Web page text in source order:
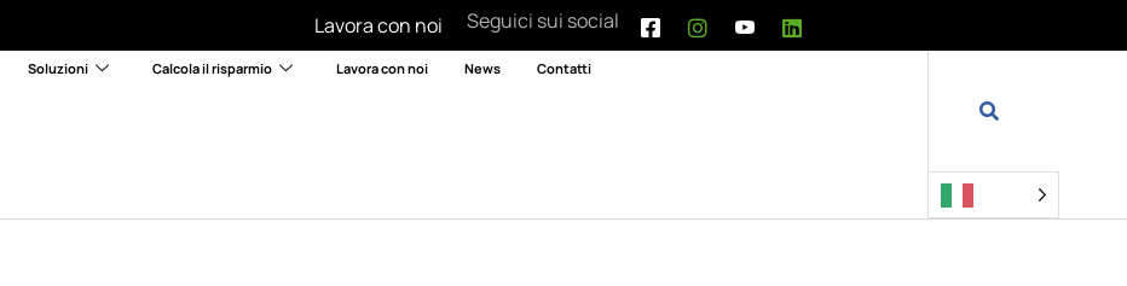
Lavora con noi Seguici sui social
Soluzioni Calcola il risparmio Lavora con noi News Contatti